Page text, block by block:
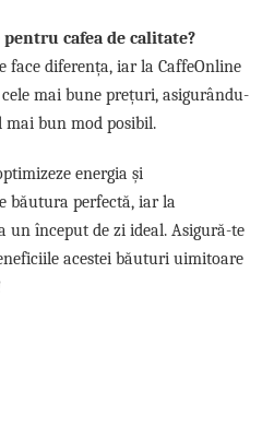
pentru cafea de calitate?
face diferența, iar la CaffeOnline
mai bune prețuri, asigurându-
mai bun mod posibil.
energia și
băutura perfectă, iar la
un început de zi ideal. Asigură-te
acestei băuturi uimitoare